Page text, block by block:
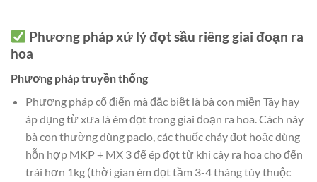
Phương pháp xử lý đọt sầu riêng giai đoạn ra
hoa
Phương pháp truyền thống
Phương pháp cổ điển mà đặc biệt là bà con miền Tây hay
áp dụng từ xưa là ém đọt trong giai đoạn ra hoa. Cách này
bà con thường dùng paclo, các thuốc cháy đọt hoặc dùng
hỗn hợp MKP + MX 3 để ép đọt từ khi cây ra hoa cho đến
trái hơn 1kg (thời gian ém đọt tầm 3-4 tháng tùy thuộc